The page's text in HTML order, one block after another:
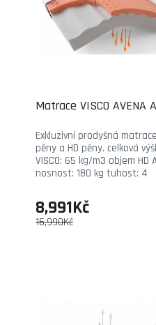
Matrace VISCO AVENA
Exkluzivní prodyšná
pěny a HD pěny. celková
VISCO: 65 kg/m3 objem HD
nosnost: 180 kg tuhost: 4
16,990Kč
8,991Kč